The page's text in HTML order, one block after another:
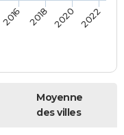
2016 2018 2020 2022
Moyenne
des villes